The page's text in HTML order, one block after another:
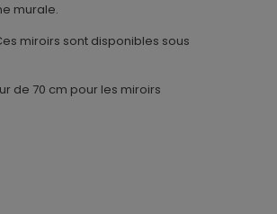
murale.
miroirs sont disponibles sous
de 70 cm pour les miroirs